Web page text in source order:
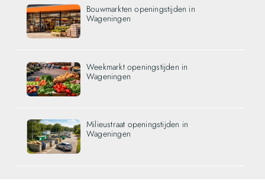
Bouwmarkten openingstijden in
Wageningen
Weekmarkt openingstijden in
Wageningen
Milieustraat openingstijden in
Wageningen